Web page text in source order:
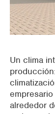
Edificios
Un clima
alrededor